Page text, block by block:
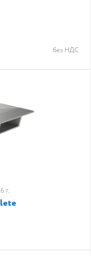
без НДС
г.